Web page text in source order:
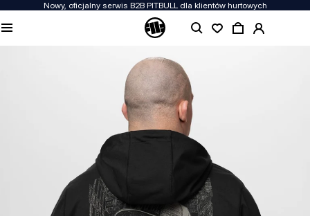
Nowy, oficjalny serwis B2B PITBULL dla klientów hurtowych